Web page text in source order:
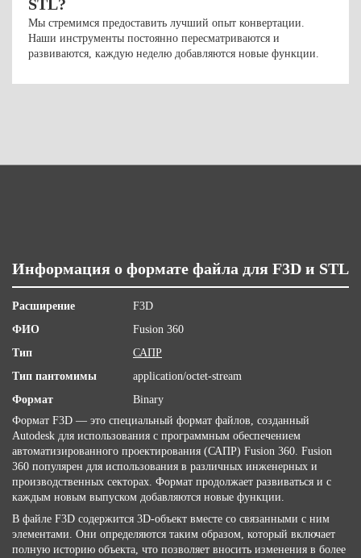
STL?
Мы стремимся предоставить лучший опыт конвертации.
Наши инструменты постоянно пересматриваются и
развиваются, каждую неделю добавляются новые функции.
Информация о формате файла для F3D и STL
Расширение
F3D
ФИО
Fusion 360
Тип
САПР
Тип пантомимы
application/octet-stream
Формат
Binary
Формат F3D — это специальный формат файлов, созданный
Autodesk для использования с программным обеспечением
автоматизированного проектирования (САПР) Fusion 360. Fusion
360 популярен для использования в различных инженерных и
производственных секторах. Формат продолжает развиваться и с
каждым новым выпуском добавляются новые функции.
В файле F3D содержится 3D-объект вместе со связанными с ним
элементами. Они определяются таким образом, который включает
полную историю объекта, что позволяет вносить изменения в более